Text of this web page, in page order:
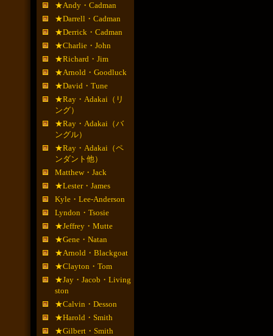
★Andy・Cadman
★Darrell・Cadman
★Derrick・Cadman
★Charlie・John
★Richard・Jim
★Arnold・Goodluck
★David・Tune
★Ray・Adakai（リ
ング）
★Ray・Adakai（バ
ングル）
★Ray・Adakai（ペ
ンダント他）
Matthew・Jack
★Lester・James
Kyle・Lee-Anderson
Lyndon・Tsosie
★Jeffrey・Mutte
★Gene・Natan
★Arnold・Blackgoat
★Clayton・Tom
★Jay・Jacob・Living
ston
★Calvin・Desson
★Harold・Smith
★Gilbert・Smith